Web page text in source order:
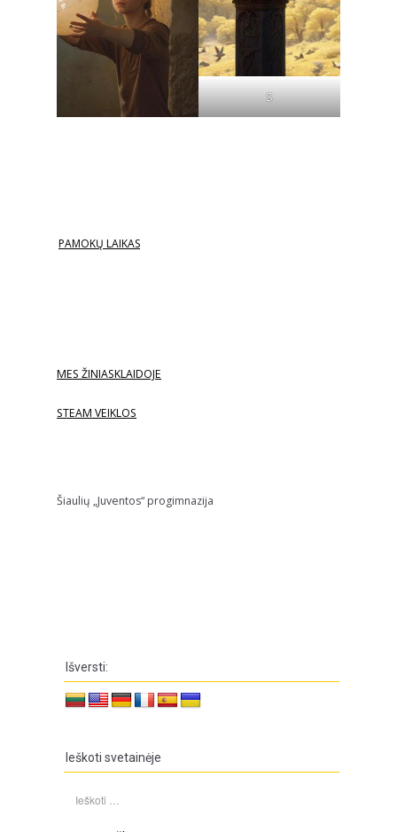
S
PAMOKŲ LAIKAS
MES ŽINIASKLAIDOJE
STEAM VEIKLOS
Šiaulių „Juventos“ progimnazija
Išversti:
Ieškoti svetainėje